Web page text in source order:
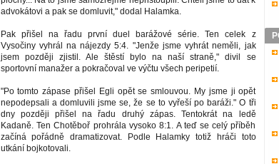
advokátovi a pak se domluvit," dodal Halamka.
Pak přišel na řadu první duel barážové série. Ten celek z
Vysočiny vyhrál na nájezdy 5:4. "Jenže jsme vyhrát neměli, jak
jsem později zjistil. Ale štěstí bylo na naší straně," divil se
sportovní manažer a pokračoval ve výčtu všech peripetií.
"Po tomto zápase přišel Egli opět se smlouvou. My jsme ji opět
nepodepsali a domluvili jsme se, že se to vyřeší po baráži." O tři
dny později přišel na řadu druhý zápas. Tentokrát na ledě
Kadaně. Ten Chotěboř prohrála vysoko 8:1. A teď se celý příběh
začíná pořádně dramatizovat. Podle Halamky totiž hráči toto
utkání bojkotovali.